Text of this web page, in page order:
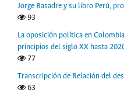
Jorge Basadre y su libro Perú,
93
La oposición política en
principios del siglo XX hasta
77
Transcripción de Relación del
63